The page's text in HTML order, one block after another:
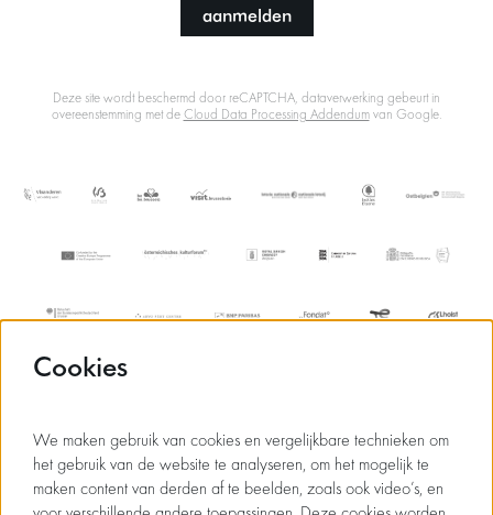
aanmelden
Deze site wordt beschermd door reCAPTCHA, dataverwerking gebeurt in
overeenstemming met de Cloud Data Processing Addendumvan Google.
Cookies
We maken gebruik van cookies en vergelijkbare technieken om
het gebruik van de website te analyseren, om het mogelijk te
maken content van derden af te beelden, zoals ook video’s, en